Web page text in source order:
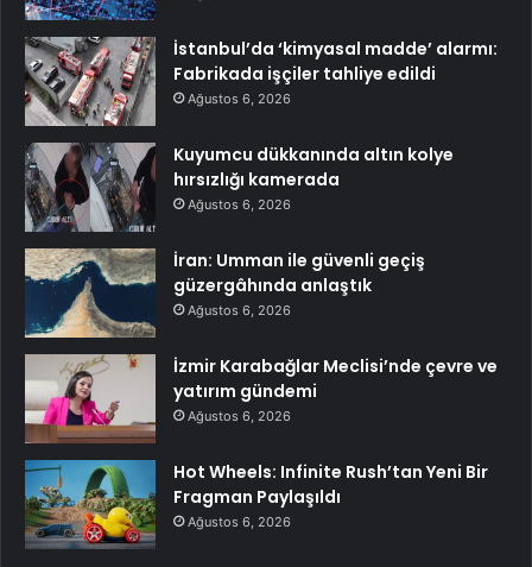
İstanbul’da ‘kimyasal madde’ alarmı:
Fabrikada işçiler tahliye edildi
Ağustos 6, 2026
Kuyumcu dükkanında altın kolye
hırsızlığı kamerada
Ağustos 6, 2026
İran: Umman ile güvenli geçiş
güzergâhında anlaştık
Ağustos 6, 2026
İzmir Karabağlar Meclisi’nde çevre ve
yatırım gündemi
Ağustos 6, 2026
Hot Wheels: Infinite Rush’tan Yeni Bir
Fragman Paylaşıldı
Ağustos 6, 2026